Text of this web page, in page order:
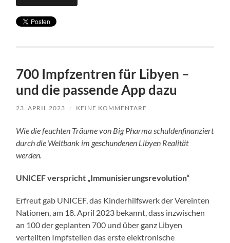
700 Impfzentren für Libyen –
und die passende App dazu
23. APRIL 2023 / KEINE KOMMENTARE
Wie die feuchten Träume von Big Pharma schuldenfinanziert
durch die Weltbank im geschundenen Libyen Realität
werden.
UNICEF verspricht „Immunisierungsrevolution“
Erfreut gab UNICEF, das Kinderhilfswerk der Vereinten
Nationen, am 18. April 2023 bekannt, dass inzwischen
an 100 der geplanten 700 und über ganz Libyen
verteilten Impfstellen das erste elektronische